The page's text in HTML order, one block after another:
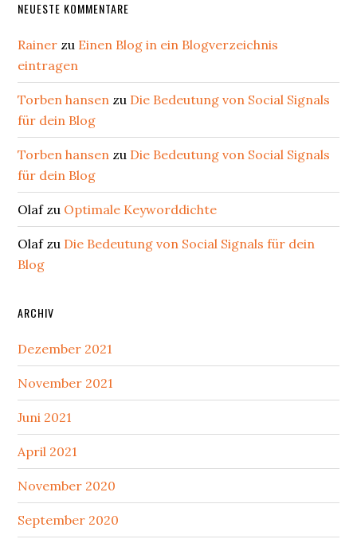
NEUESTE KOMMENTARE
Rainer zu Einen Blog in ein Blogverzeichnis
eintragen
Torben hansen zu Die Bedeutung von Social Signals
für dein Blog
Torben hansen zu Die Bedeutung von Social Signals
für dein Blog
Olafzu Optimale Keyworddichte
Olafzu Die Bedeutung von Social Signals für dein
Blog
ARCHIV
Dezember 2021
November 2021
Juni 2021
April 2021
November 2020
September 2020